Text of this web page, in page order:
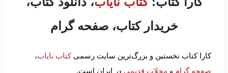
خریدار کتاب، صفحه گرام
کارا کتاب نخستین و بزرگ‌ترین سایت رسمیکتاب نایاب،
صفحه گرام و مجلات قدیمی در ایران است.